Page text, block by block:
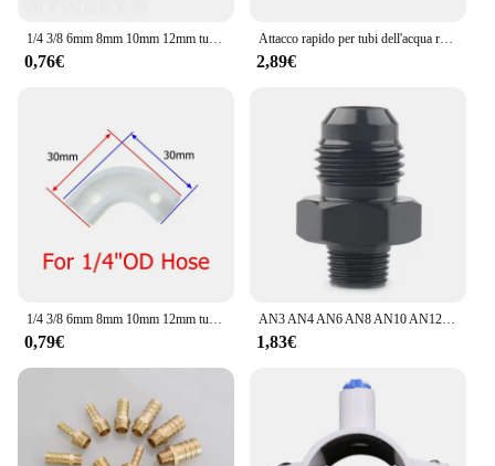
0,76€
Attacco rapido per tubi dell'acqua raccordo per tubi in alluminio connettore rapido per tubo flessibile con morsetto accessorio per irrigazione agricola
2,89€
1/4 3/8 6mm 8mm 10mm 12mm tubo dell'acqua tubo flusso curva Clip morsetto di fissaggio tubo gomito supporto angolare RO sistema idrico deviazione del tubo
0,79€
AN3 AN4 AN6 AN8 AN10 AN12 a 1/8 1/4 3/8 1/2 3/4 NPT adattatore raffreddato ad olio adattatore per tubo flessibile del carburante dritto universale raccordo filettato per tubo
1,83€